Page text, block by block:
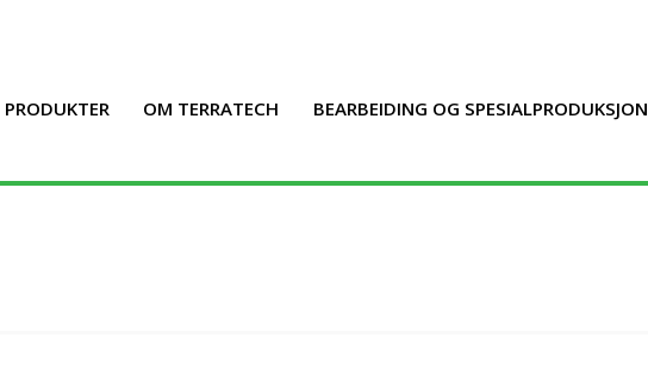
PRODUKTER OM TERRATECH BEARBEIDING OG SPESIALPRODUKSJON